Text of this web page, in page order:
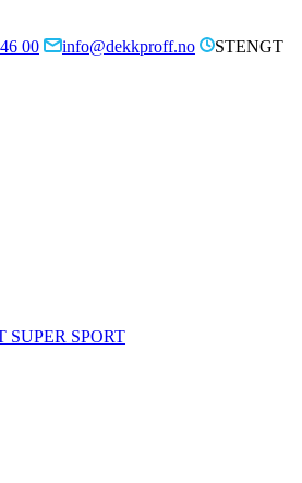
00 info@dekkproff.no
STENGT
SPORT